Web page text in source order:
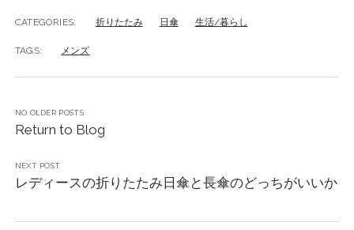
CATEGORIES: 折りたたみ 日傘 生活/暮らし
TAGS: メンズ
NO OLDER POSTS
Return to Blog
NEXT POST
レディースの折りたたみ日傘と長傘のどっちがいいか